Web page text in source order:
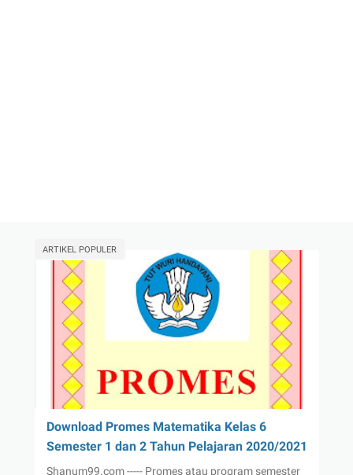
ARTIKEL POPULER
Download Promes Matematika Kelas 6
Semester 1 dan 2 Tahun Pelajaran 2020/2021
Shanum99.com ----- Promes atau program semester